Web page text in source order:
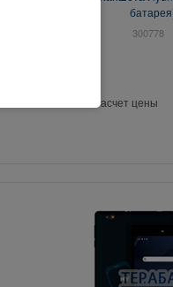
300778
Свяжитесь с нами насчет цены